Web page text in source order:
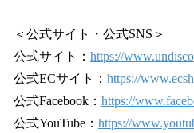
＜公式サイト・公式SNS＞
公式サイト： https://
公式ECサイト： https://
公式Facebook： https://
公式YouTube： https://